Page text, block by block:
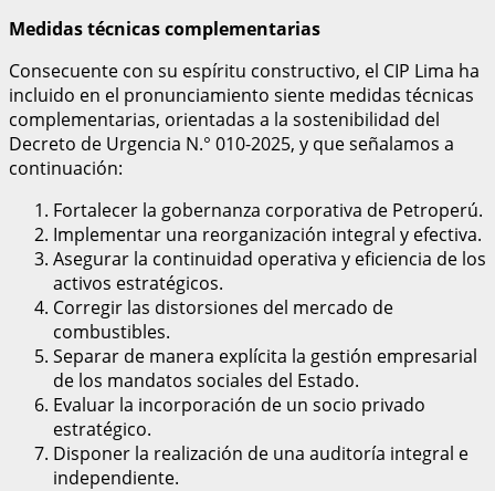
Medidas técnicas complementarias
Consecuente con su espíritu constructivo, el CIP Lima ha
incluido en el pronunciamiento siente medidas técnicas
complementarias, orientadas a la sostenibilidad del
Decreto de Urgencia N.° 010-2025, y que señalamos a
continuación:
Fortalecer la gobernanza corporativa de Petroperú.
Implementar una reorganización integral y efectiva.
Asegurar la continuidad operativa y eficiencia de los
activos estratégicos.
Corregir las distorsiones del mercado de
combustibles.
Separar de manera explícita la gestión empresarial
de los mandatos sociales del Estado.
Evaluar la incorporación de un socio privado
estratégico.
Disponer la realización de una auditoría integral e
independiente.